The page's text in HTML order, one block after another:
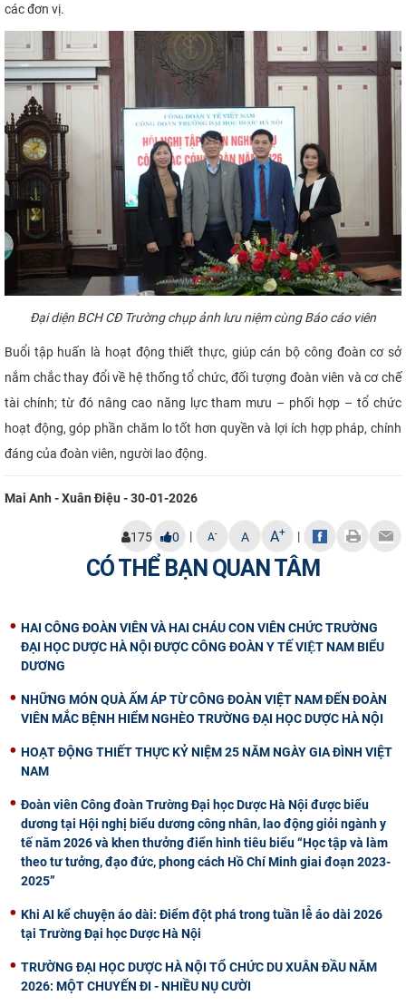
các đơn vị.
Đại diện BCH CĐ Trường chụp ảnh lưu niệm cùng Báo cáo viên
Buổi tập huấn là hoạt động thiết thực, giúp cán bộ công đoàn cơ sở
nắm chắc thay đổi về hệ thống tổ chức, đối tượng đoàn viên và cơ chế
tài chính; từ đó nâng cao năng lực tham mưu – phối hợp – tổ chức
hoạt động, góp phần chăm lo tốt hơn quyền và lợi ích hợp pháp, chính
đáng của đoàn viên, người lao động.
Mai Anh - Xuân Điệu - 30-01-2026
175 0 | A- A A+ |
CÓ THỂ BẠN QUAN TÂM
HAI CÔNG ĐOÀN VIÊN VÀ HAI CHÁU CON VIÊN CHỨC TRƯỜNG
ĐẠI HỌC DƯỢC HÀ NỘI ĐƯỢC CÔNG ĐOÀN Y TẾ VIỆT NAM BIỂU
DƯƠNG
NHỮNG MÓN QUÀ ẤM ÁP TỪ CÔNG ĐOÀN VIỆT NAM ĐẾN ĐOÀN
VIÊN MẮC BỆNH HIỂM NGHÈO TRƯỜNG ĐẠI HỌC DƯỢC HÀ NỘI
HOẠT ĐỘNG THIẾT THỰC KỶ NIỆM 25 NĂM NGÀY GIA ĐÌNH VIỆT
NAM
Đoàn viên Công đoàn Trường Đại học Dược Hà Nội được biểu
dương tại Hội nghị biểu dương công nhân, lao động giỏi ngành y
tế năm 2026 và khen thưởng điển hình tiêu biểu “Học tập và làm
theo tư tưởng, đạo đức, phong cách Hồ Chí Minh giai đoạn 2023-
2025”
Khi AI kể chuyện áo dài: Điểm đột phá trong tuần lễ áo dài 2026
tại Trường Đại học Dược Hà Nội
TRƯỜNG ĐẠI HỌC DƯỢC HÀ NỘI TỔ CHỨC DU XUÂN ĐẦU NĂM
2026: MỘT CHUYẾN ĐI - NHIỀU NỤ CƯỜI